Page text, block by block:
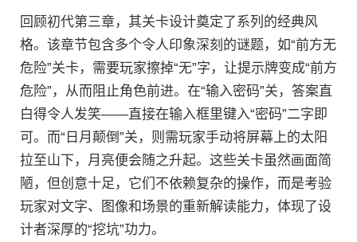
回顾初代第三章，其关卡设计奠定了系列的经典风
格。该章节包含多个令人印象深刻的谜题，如“前方无
危险”关卡，需要玩家擦掉“无”字，让提示牌变成“前方
危险”，从而阻止角色前进。在“输入密码”关，答案直
白得令人发笑——直接在输入框里键入“密码”二字即
可。而“日月颠倒”关，则需玩家手动将屏幕上的太阳
拉至山下，月亮便会随之升起。这些关卡虽然画面简
陋，但创意十足，它们不依赖复杂的操作，而是考验
玩家对文字、图像和场景的重新解读能力，体现了设
计者深厚的“挖坑”功力。